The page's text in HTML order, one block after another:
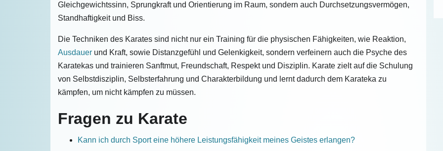
Gleichgewichtssinn, Sprungkraft und Orientierung im Raum, sondern auch Durchsetzungsvermögen,
Standhaftigkeit und Biss.
Die Techniken des Karates sind nicht nur ein Training für die physischen Fähigkeiten, wie Reaktion,
Ausdauer und Kraft, sowie Distanzgefühl und Gelenkigkeit, sondern verfeinern auch die Psyche des
Karatekas und trainieren Sanftmut, Freundschaft, Respekt und Disziplin. Karate zielt auf die Schulung
von Selbstdisziplin, Selbsterfahrung und Charakterbildung und lernt dadurch dem Karateka zu
kämpfen, um nicht kämpfen zu müssen.
Fragen zu Karate
Kann ich durch Sport eine höhere Leistungsfähigkeit meines Geistes erlangen?